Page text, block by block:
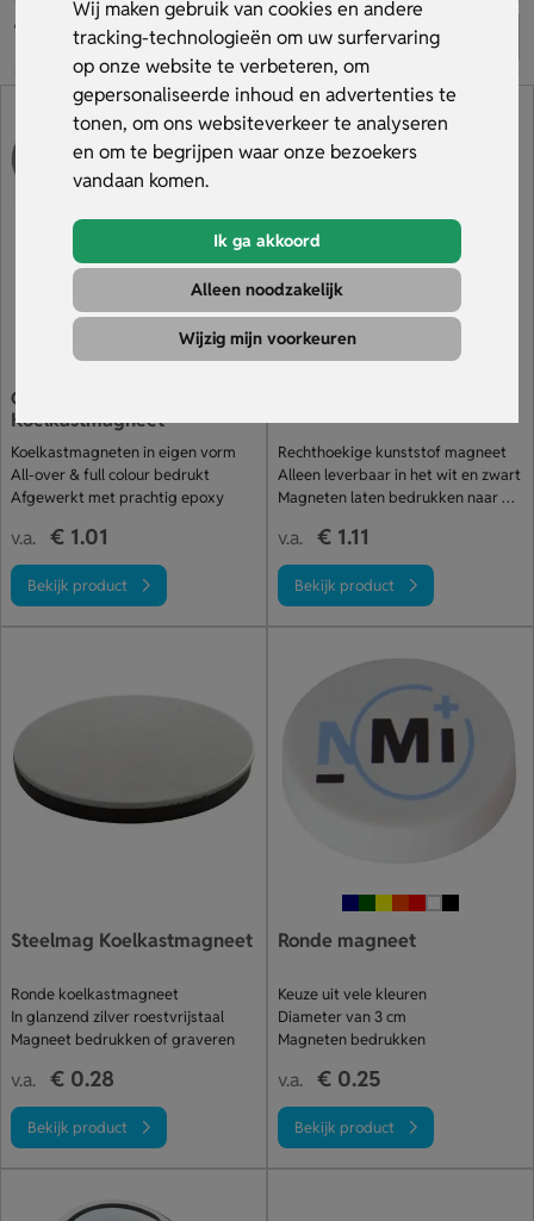
Wij maken gebruik van cookies en andere
tracking-technologieën om uw surfervaring
op onze website te verbeteren, om
gepersonaliseerde inhoud en advertenties te
tonen, om ons websiteverkeer te analyseren
en om te begrijpen waar onze bezoekers
vandaan komen.
Ik ga akkoord
Alleen noodzakelijk
Wijzig mijn voorkeuren
of magneetbord en valt dagelijks op. Bij ons bestel je al
magneten met logo vanaf 10 stuks en profiteer je van snelle
levering binnen 2 weken. Bekijk ons assortiment.
Custom Made
Koelkastmagneet
Koelkastmagneten in eigen vorm
All-over & full colour bedrukt
Afgewerkt met prachtig epoxy
v.a. € 1.01
Bekijk product
Rechthoekige kunststof magneet
Alleen leverbaar in het wit en zwart
Magneten laten bedrukken naar wens
v.a. € 1.11
Bekijk product
Steelmag Koelkastmagneet
Ronde koelkastmagneet
In glanzend zilver roestvrijstaal
Magneet bedrukken of graveren
v.a. € 0.28
Bekijk product
Ronde magneet
Keuze uit vele kleuren
Diameter van 3 cm
Magneten bedrukken
v.a. € 0.25
Bekijk product